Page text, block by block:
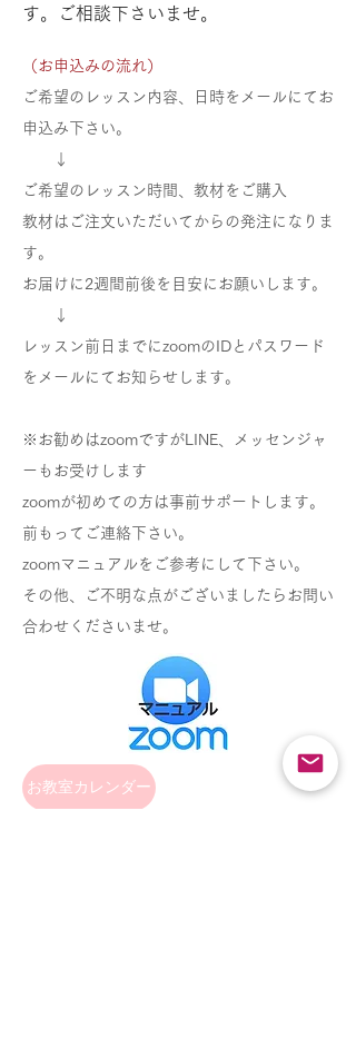
す。ご相談下さいませ。
（お申込みの流れ）
ご希望のレッスン内容、日時をメールにてお
申込み下さい。
↓
ご希望のレッスン時間、教材をご購入
教材はご注文いただいてからの発注になりま
す。
お届けに2週間前後を目安にお願いします。
↓
レッスン前日までにzoomのIDとパスワード
をメールにてお知らせします。
※お勧めはzoomですがLINE、メッセンジャ
ーもお受けします
zoomが初めての方は事前サポートします。
前もってご連絡下さい。
zoomマニュアルをご参考にして下さい。
その他、ご不明な点がございましたらお問い
合わせくださいませ。
お教室カレンダー